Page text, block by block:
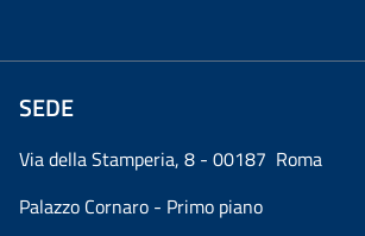
SEDE
Via della Stamperia, 8 - 00187 Roma
Palazzo Cornaro - Primo piano